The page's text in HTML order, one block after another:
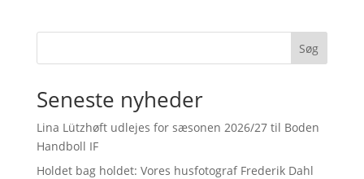
Søg
Seneste nyheder
Lina Lützhøft udlejes for sæsonen 2026/27 til Boden
Handboll IF
Holdet bag holdet: Vores husfotograf Frederik Dahl